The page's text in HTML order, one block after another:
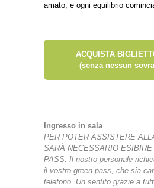
amato, e ogni equilibrio
ACQUISTA
(senza nessun
Ingresso in sala
PER POTER ASSISTERE
SARÀ NECESSARIO
PASS. Il nostro personale
il vostro green pass, che sia
telefono. Un sentito grazie a